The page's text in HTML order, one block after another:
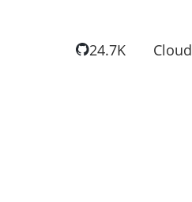
24.7K Cloud